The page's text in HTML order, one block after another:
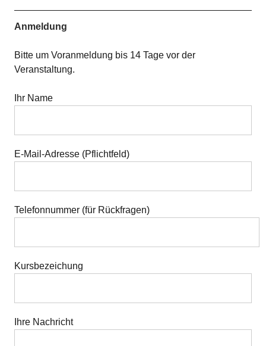
Anmeldung
Bitte um Voranmeldung bis 14 Tage vor der
Veranstaltung.
Ihr Name
E-Mail-Adresse (Pflichtfeld)
Telefonnummer (für Rückfragen)
Kursbezeichung
Ihre Nachricht